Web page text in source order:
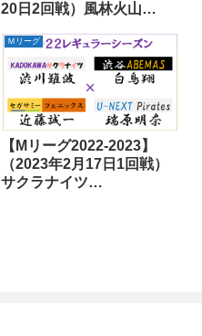
20日2回戦）風林火山
レーツ
Ｍリーグ
【Mリーグ2022-2023】
（2023年2月17日1回戦）
サクラナイツ